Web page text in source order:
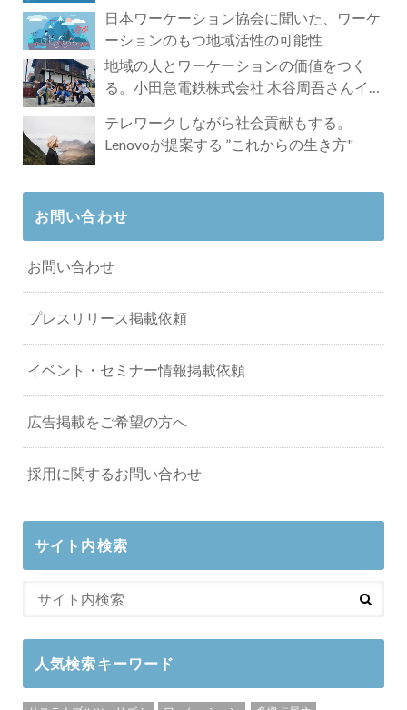
日本ワーケーション協会に聞いた、ワーケ
ーションのもつ地域活性の可能性
地域の人とワーケーションの価値をつく
る。小田急電鉄株式会社 木谷周吾さんイン
テレワークしながら社会貢献もする。
Lenovoが提案する ”これからの生き方"
お問い合わせ
お問い合わせ
プレスリリース掲載依頼
イベント・セミナー情報掲載依頼
広告掲載をご希望の方へ
採用に関するお問い合わせ
サイト内検索
人気検索キーワード